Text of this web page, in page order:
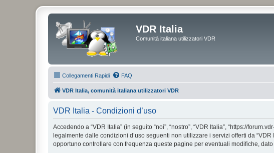
VDR Italia
Comunità italiana utilizzatori VDR
Collegamenti Rapidi FAQ
VDR Italia, comunità italiana utilizzatori VDR
VDR Italia - Condizioni d’uso
Accedendo a “VDR Italia” (in seguito “noi”, “nostro”, “VDR Italia”, “https://
legalmente dalle condizioni d’uso seguenti non utilizzare i servizi offerti da
opportuno controllare con frequenza queste pagine per eventuali modifiche,